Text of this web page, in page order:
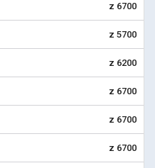
z 6700
z 5700
z 6200
z 6700
z 6700
z 6700